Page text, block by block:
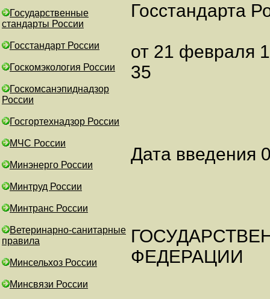
Государственные
стандарты России
Госстандарт России
Госкомэкология России
Госкомсанэпиднадзор
России
Госгортехнадзор России
МЧС России
Минэнерго России
Минтруд России
Минтранс России
Ветеринарно-санитарные
правила
Минсельхоз России
Минсвязи России
Госстандарта
от 21 февраля
35
Дата введения
ФЕДЕРАЦИИ